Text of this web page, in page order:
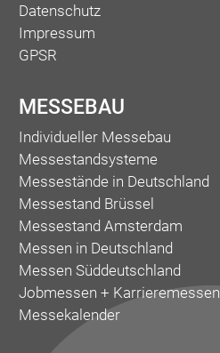
Datenschutz
Impressum
GPSR
MESSEBAU
Individueller Messebau
Messestandsysteme
Messestände in Deutschland
Messestand Brüssel
Messestand Amsterdam
Messen in Deutschland
Messen Süddeutschland
Jobmessen + Karrieremessen
Messekalender